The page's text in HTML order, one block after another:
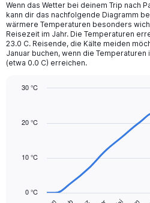
categories.
The
chart
has
1
Y
displaying
Wenn das Wetter bei deinem Trip nach
kann dir das nachfolgende Diagramm
wärmere Temperaturen besonders
Reisezeit im Jahr. Die Temperaturen
23.0 C. Reisende, die Kälte meiden
Januar buchen, wenn die
(etwa 0.0 C) erreichen.
with
has0 °C
10 °C
20 °C
30 °C